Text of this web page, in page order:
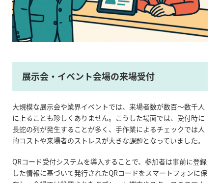
展示会・イベント会場の来場受付
大規模な展示会や業界イベントでは、来場者数が数百〜数千人
に上ることも珍しくありません。こうした場面では、受付時に
長蛇の列が発生することが多く、手作業によるチェックでは人
的コストや来場者のストレスが大きな課題となっていました。
QRコード受付システムを導入することで、参加者は事前に登録
した情報に基づいて発行されたQRコードをスマートフォンに保